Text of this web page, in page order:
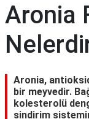
RÜYA
GEZİLECEK
BLOG
Aronia
Aronia,
bir meyvedir.
kolesterolü
sindirim